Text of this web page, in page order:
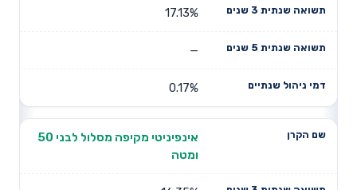
17.13%
—
0.17%
אינפיניטי מקיפה מסלול לבני 50
ומטה